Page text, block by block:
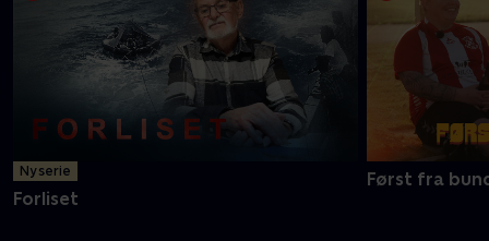
Ny serie
Forliset
Først fra